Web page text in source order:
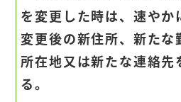
を変更した時は、速やか
変更後の新住所、新たな
所在地又は新たな連絡先
る。